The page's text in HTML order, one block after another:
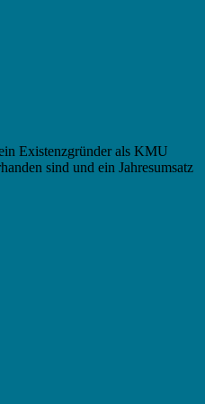
Existenzgründer als KMU
sind und ein Jahresumsatz